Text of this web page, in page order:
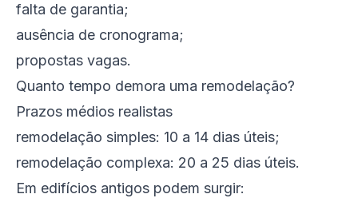
falta de garantia;
ausência de cronograma;
propostas vagas.
Quanto tempo demora uma remodelação?
Prazos médios realistas
remodelação simples: 10 a 14 dias úteis;
remodelação complexa: 20 a 25 dias úteis.
Em edifícios antigos podem surgir: